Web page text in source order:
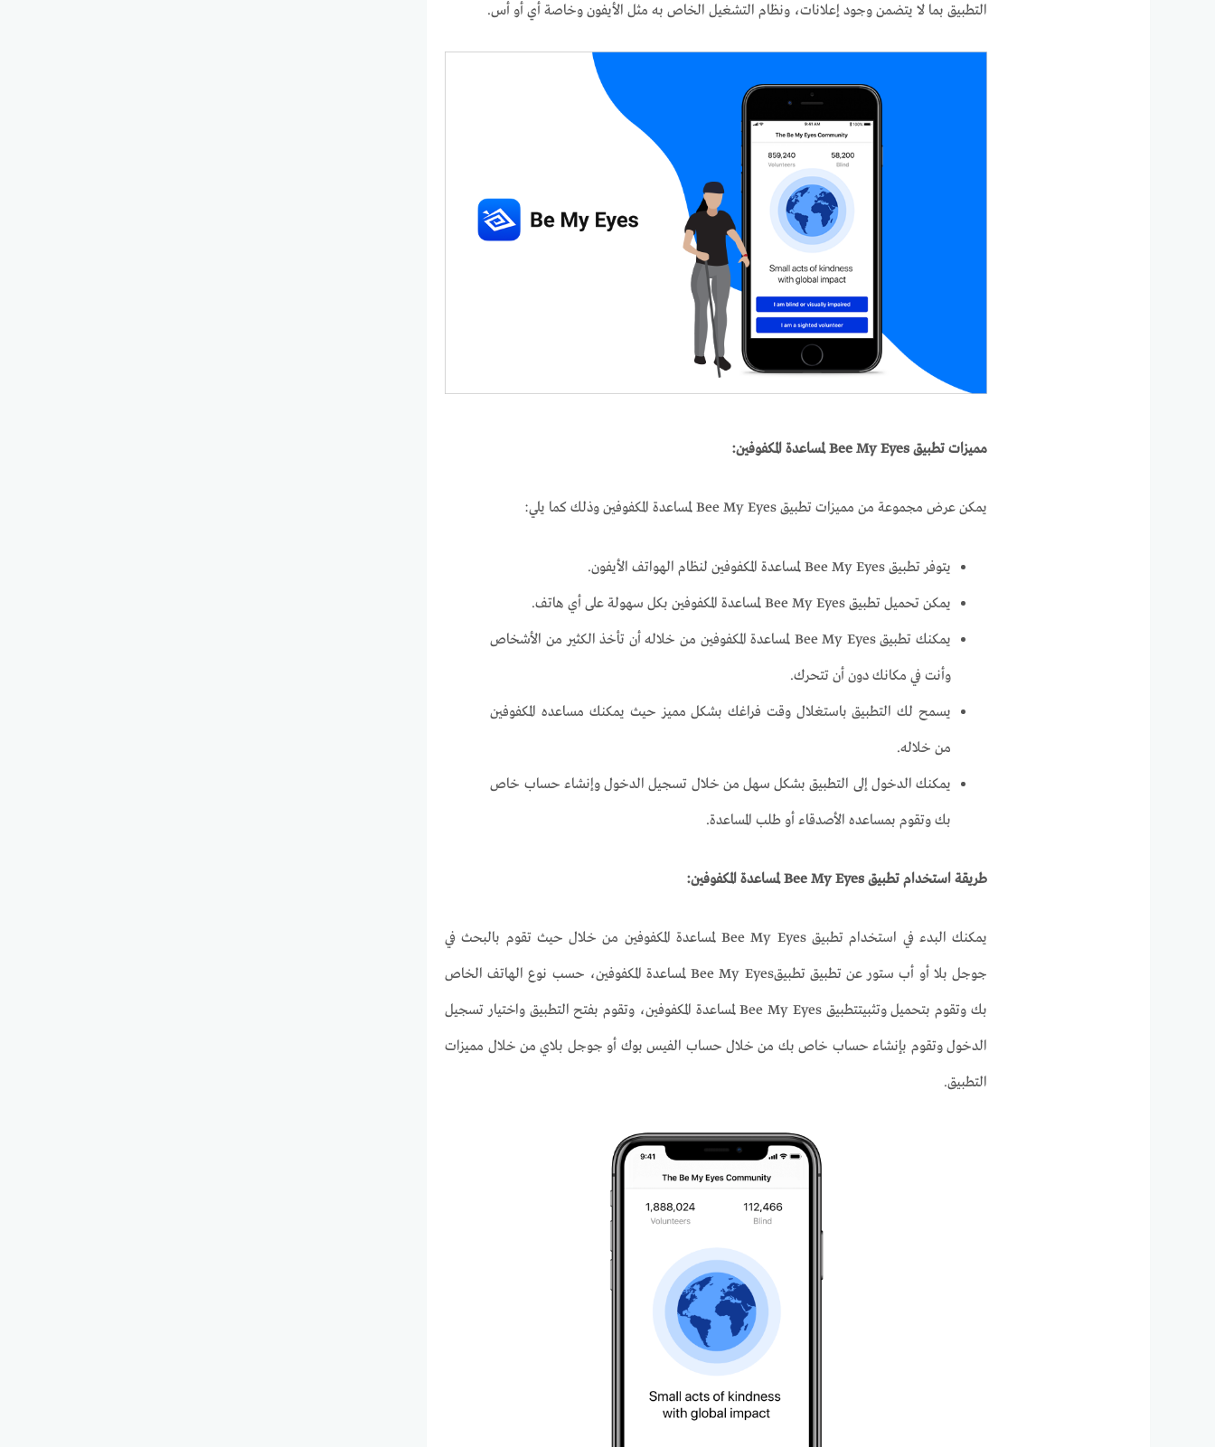
التطبيق بما لا يتضمن وجود إعلانات، ونظام التشغيل الخاص به مثل الأيفون وخاصة أي أو أس.
مميزات تطبيق Bee My Eyesلمساعدة المكفوفين:
يمكن عرض مجموعة من مميزات تطبيق Bee My Eyes لمساعدة المكفوفين وذلك كما يلي:
يتوفر تطبيق Bee My Eyes لمساعدة المكفوفين لنظام الهواتف الأيفون.
يمكن تحميل تطبيق Bee My Eyes لمساعدة المكفوفين بكل سهولة على أي هاتف.
يمكنك تطبيق Bee My Eyes لمساعدة المكفوفين من خلاله أن تأخذ الكثير من الأشخاص
وأنت في مكانك دون أن تتحرك.
يسمح لك التطبيق باستغلال وقت فراغك بشكل مميز حيث يمكنك مساعده المكفوفين
من خلاله.
يمكنك الدخول إلى التطبيق بشكل سهل من خلال تسجيل الدخول وإنشاء حساب خاص
بك وتقوم بمساعده الأصدقاء أو طلب المساعدة.
طريقة استخدام تطبيق Bee My Eyesلمساعدة المكفوفين:
يمكنك البدء في استخدام تطبيق Bee My Eyes لمساعدة المكفوفين من خلال حيث تقوم بالبحث في
جوجل بلا أو أب ستور عن تطبيق تطبيقBee My Eyes لمساعدة المكفوفين، حسب نوع الهاتف الخاص
بك وتقوم بتحميل وتثبيتتطبيق Bee My Eyes لمساعدة المكفوفين، وتقوم بفتح التطبيق واختيار تسجيل
الدخول وتقوم بإنشاء حساب خاص بك من خلال حساب الفيس بوك أو جوجل بلاي من خلال مميزات
التطبيق.